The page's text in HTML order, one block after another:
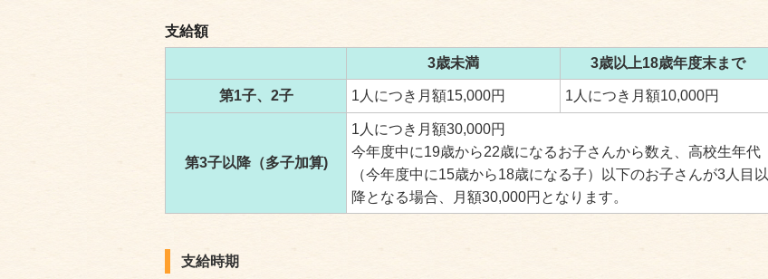
支給額
3歳未満 3歳以上18歳年度末まで
第1子、2子 1人につき月額15,000円 1人につき月額10,000円
第3子以降（多子加算)
1人につき月額30,000円
今年度中に19歳から22歳になるお子さんから数え、高校生年代
（今年度中に15歳から18歳になる子）以下のお子さんが3人目以
降となる場合、月額30,000円となります。
支給時期